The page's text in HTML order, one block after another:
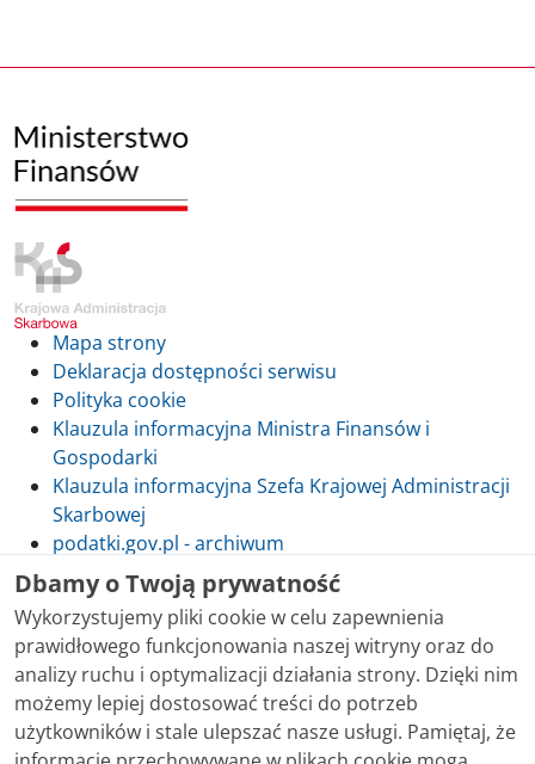
Mapa strony
Deklaracja dostępności serwisu
Polityka cookie
Klauzula informacyjna Ministra Finansów i
Gospodarki
Klauzula informacyjna Szefa Krajowej Administracji
Skarbowej
podatki.gov.pl - archiwum
Skontaktuj się z nami
Treści zamieszczone w serwisie udostępniamy
bezpłatnie. Korzystanie z treści opublikowanych w
Dbamy o Twoją prywatność
Wykorzystujemy pliki cookie w celu zapewnienia
prawidłowego funkcjonowania naszej witryny oraz do
analizy ruchu i optymalizacji działania strony. Dzięki nim
możemy lepiej dostosować treści do potrzeb
użytkowników i stale ulepszać nasze usługi. Pamiętaj, że